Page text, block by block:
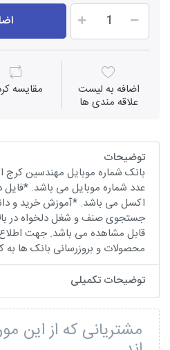
اضافه به لیست
علاقه مندی ها
مقايسه
توضیحات
عدد شماره موبایل می باشد. *فایل
اکسل می باشد. *آموزش خرید و
جستجوی صنف و شغل دلخواه در
قابل مشاهده می باشد. جهت
محصولات و بروزرسانی بانک ها به
توضیحات تکمیلی
مشتریانی که از این